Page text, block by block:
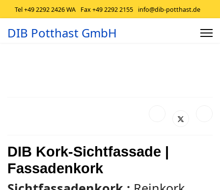
Tel +49 2292 2426 WA Fax +49 2292 2155 info@dib-potthast.de
DIB Potthast GmbH
DIB Kork-Sichtfassade |
Fassadenkork